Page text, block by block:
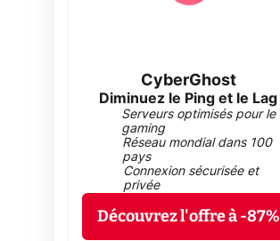
CyberGhost
Diminuez le Ping et le Lag
Serveurs optimisés pour le
gaming
Réseau mondial dans 100
pays
Connexion sécurisée et
privée
Découvrez l'offre à -87%